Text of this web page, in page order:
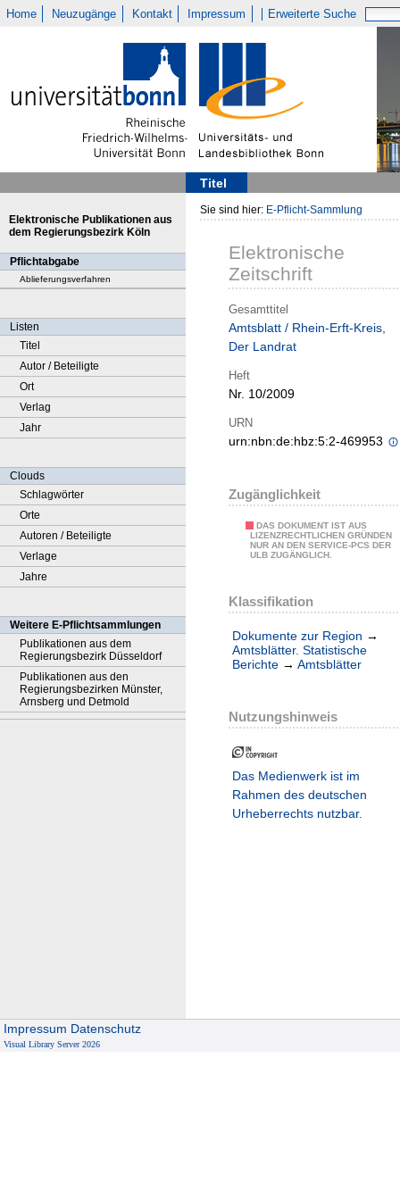
Home Neuzugänge Kontakt Impressum Erweiterte Suche
Titel
Elektronische Publikationen aus
dem Regierungsbezirk Köln
Pflichtabgabe
Ablieferungsverfahren
Listen
Titel
Autor / Beteiligte
Ort
Verlag
Jahr
Clouds
Schlagwörter
Orte
Autoren / Beteiligte
Verlage
Jahre
Weitere E-Pflichtsammlungen
Publikationen aus dem
Regierungsbezirk Düsseldorf
Publikationen aus den
Regierungsbezirken Münster,
Arnsberg und Detmold
Sie sind hier: E-Pflicht-Sammlung
Elektronische
Zeitschrift
Gesamttitel
Amtsblatt / Rhein-Erft-Kreis,
Der Landrat
Heft
Nr. 10/2009
URN
urn:nbn:de:hbz:5:2-469953
Zugänglichkeit
DAS DOKUMENT IST AUS
LIZENZRECHTLICHEN GRÜNDEN
NUR AN DEN SERVICE-PCS DER
ULB ZUGÄNGLICH.
Klassifikation
Dokumente zur Region →
Amtsblätter. Statistische
Berichte → Amtsblätter
Nutzungshinweis
Das Medienwerk ist im
Rahmen des deutschen
Urheberrechts nutzbar.
Impressum Datenschutz
Visual Library Server 2026